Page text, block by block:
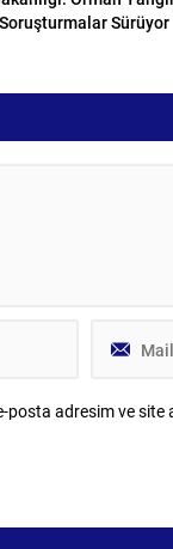
Soruşturmalar Sürüyor
posta adresim ve